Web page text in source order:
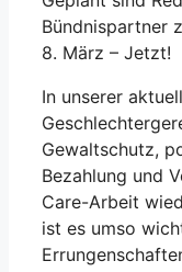
Bündnispartner
8. März – Jetzt!
In unserer
Gewaltschutz,
Bezahlung und
Care-Arbeit
ist es umso